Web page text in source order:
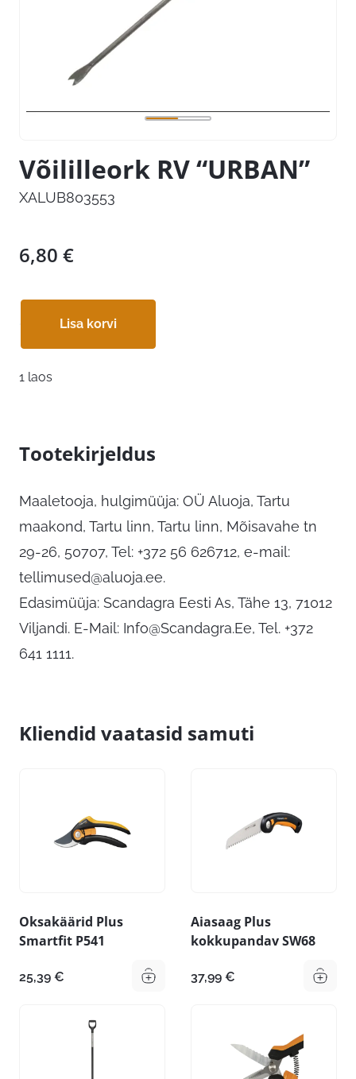
Võililleork RV “URBAN”
XALUB803553
6,80 €
Lisa korvi
1 laos
Tootekirjeldus
Maaletooja, hulgimüüja: OÜ Aluoja, Tartu
maakond, Tartu linn, Tartu linn, Mõisavahe tn
29-26, 50707, Tel: +372 56 626712, e-mail:
tellimused@aluoja.ee.
Edasimüüja: Scandagra Eesti As, Tähe 13, 71012
Viljandi. E-Mail: Info@Scandagra.Ee, Tel. +372
641 1111.
Kliendid vaatasid samuti
Oksakäärid Plus
Smartfit P541
25,39 €
Aiasaag Plus
kokkupandav SW68
37,99 €